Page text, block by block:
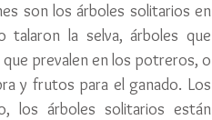
son los árboles solitarios en
talaron la selva, árboles que
prevalen en los potreros, o
y frutos para el ganado. Los
los árboles solitarios están